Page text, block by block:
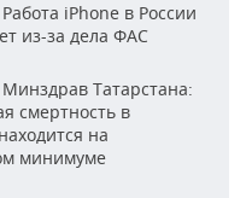
Работа iPhone в России
из-за дела ФАС
Минздрав Татарстана:
смертность в
на
минимуме